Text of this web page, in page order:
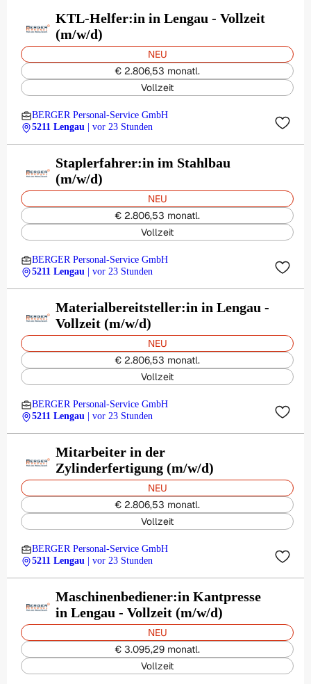
KTL-Helfer:in in Lengau - Vollzeit
(m/w/d)
NEU
€ 2.806,53 monatl.
Vollzeit
BERGER Personal-Service GmbH
5211 Lengau
| vor 23 Stunden
Staplerfahrer:in im Stahlbau
(m/w/d)
NEU
€ 2.806,53 monatl.
Vollzeit
BERGER Personal-Service GmbH
5211 Lengau
| vor 23 Stunden
Materialbereitsteller:in in Lengau -
Vollzeit (m/w/d)
NEU
€ 2.806,53 monatl.
Vollzeit
BERGER Personal-Service GmbH
5211 Lengau
| vor 23 Stunden
Mitarbeiter in der
Zylinderfertigung (m/w/d)
NEU
€ 2.806,53 monatl.
Vollzeit
BERGER Personal-Service GmbH
5211 Lengau
| vor 23 Stunden
Maschinenbediener:in Kantpresse
in Lengau - Vollzeit (m/w/d)
NEU
€ 3.095,29 monatl.
Vollzeit